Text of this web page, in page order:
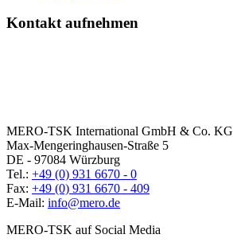
Kontakt aufnehmen
MERO-TSK International GmbH & Co. KG
Max-Mengeringhausen-Straße 5
DE - 97084 Würzburg
Tel.: +49 (0) 931 6670 - 0
Fax: +49 (0) 931 6670 - 409
E-Mail: info@mero.de
MERO-TSK auf Social Media